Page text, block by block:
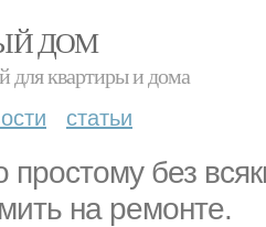
ДОМ
для квартиры и дома
статьи
простому без
на ремонте.